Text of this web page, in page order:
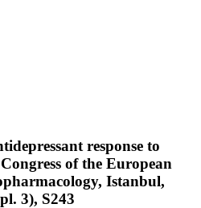
response to
of the European
Istanbul,
3), S243